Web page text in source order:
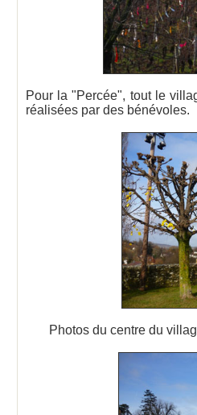
Pour la "Percée", tout le
réalisées par des bénévoles.
Photos du centre du